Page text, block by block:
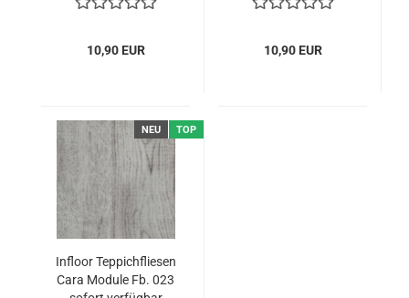
10,90 EUR 10,90 EUR
NEU TOP
Infloor Teppichfliesen
Cara Module Fb. 023